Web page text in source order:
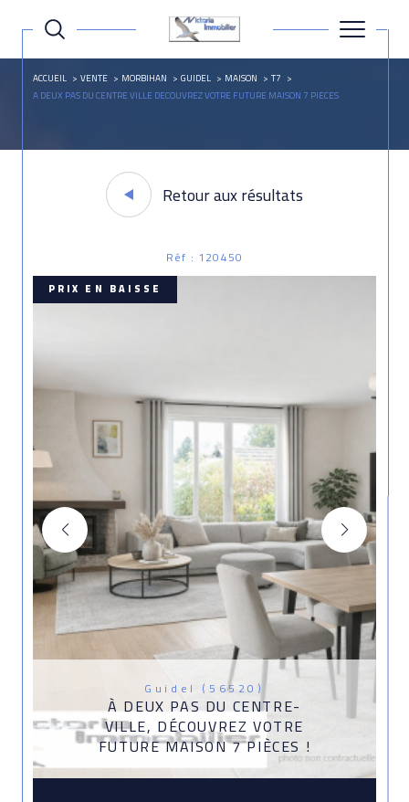
ACCUEIL VENTE MORBIHAN GUIDEL MAISON
T7
A DEUX PAS DU CENTRE VILLE DECOUVREZ VOTRE FUTURE MAISON 7 PIECES
Retour aux résultats
Réf : 120450
PRIX EN BAISSE
Guidel (56520)
À DEUX PAS DU CENTRE-
VILLE, DÉCOUVREZ VOTRE
FUTURE MAISON 7 PIÈCES !